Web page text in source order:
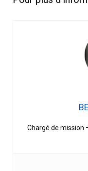
Chargé de mission